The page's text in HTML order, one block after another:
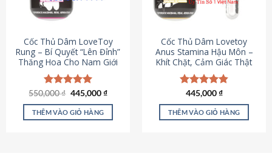
Cốc Thủ Dâm LoveToy
Rung – Bí Quyết “Lên Đỉnh”
Thăng Hoa Cho Nam Giới
Được xếp
hạng5.00
5 sao
550,000₫ Giá
là:
550,000 ₫.
445,000₫Giá
tại
THÊM VÀO GIỎ HÀNG
Cốc Thủ Dâm Lovetoy
Anus Stamina Hậu Môn –
Khít Chặt, Cảm Giác Thật
Được xếp
hạng4.84
5 sao
445,000₫
THÊM VÀO GIỎ HÀNG